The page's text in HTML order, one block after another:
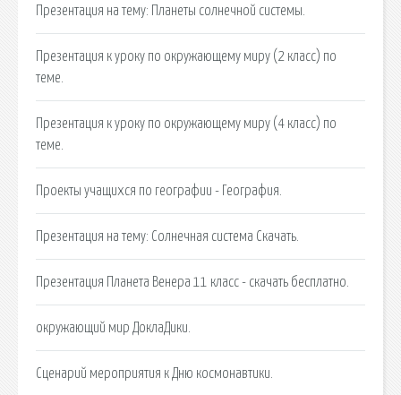
Презентация на тему: Планеты солнечной системы.
Презентация к уроку по окружающему миру (2 класс) по
теме.
Презентация к уроку по окружающему миру (4 класс) по
теме.
Проекты учащихся по географии - География.
Презентация на тему: Солнечная система Скачать.
Презентация Планета Венера 11 класс - скачать бесплатно.
окружающий мир ДоклаДики.
Сценарий мероприятия к Дню космонавтики.